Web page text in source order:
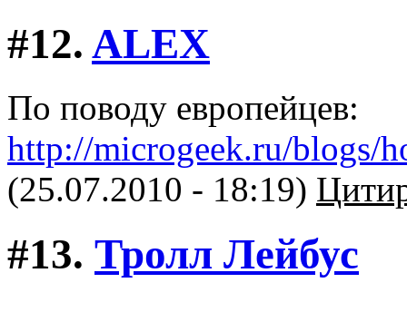
#12. ALEX
По поводу европейцев:
http://microgeek.ru/blogs/
(25.07.2010 - 18:19)
#13. Тролл Лейбус